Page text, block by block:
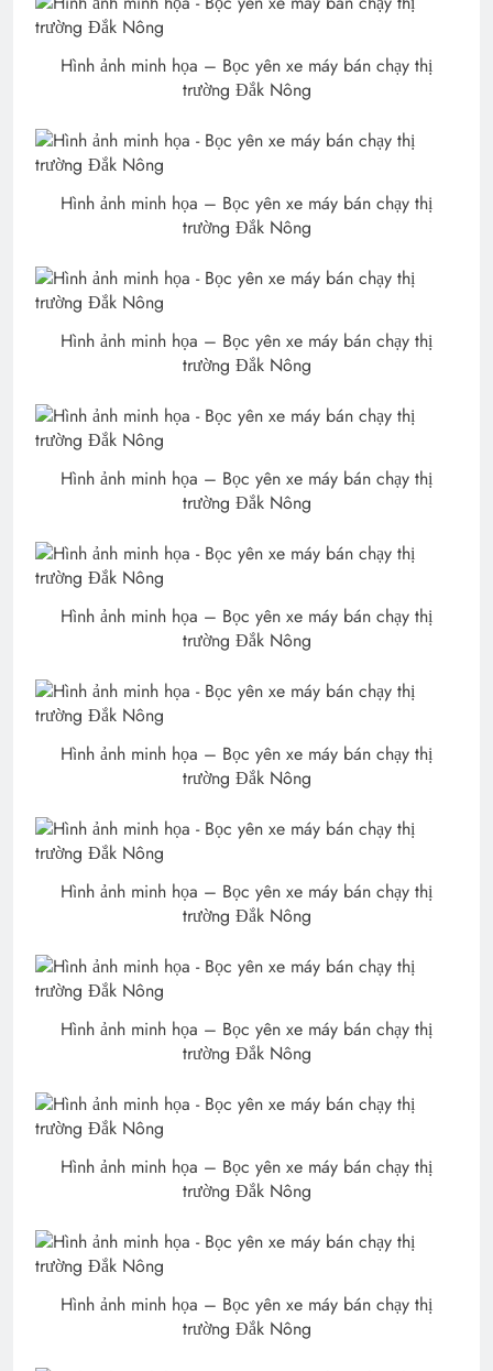
Hình ảnh minh họa – Bọc yên xe máy bán chạy thị
trường Đắk Nông
Hình ảnh minh họa – Bọc yên xe máy bán chạy thị
trường Đắk Nông
Hình ảnh minh họa – Bọc yên xe máy bán chạy thị
trường Đắk Nông
Hình ảnh minh họa – Bọc yên xe máy bán chạy thị
trường Đắk Nông
Hình ảnh minh họa – Bọc yên xe máy bán chạy thị
trường Đắk Nông
Hình ảnh minh họa – Bọc yên xe máy bán chạy thị
trường Đắk Nông
Hình ảnh minh họa – Bọc yên xe máy bán chạy thị
trường Đắk Nông
Hình ảnh minh họa – Bọc yên xe máy bán chạy thị
trường Đắk Nông
Hình ảnh minh họa – Bọc yên xe máy bán chạy thị
trường Đắk Nông
Hình ảnh minh họa – Bọc yên xe máy bán chạy thị
trường Đắk Nông